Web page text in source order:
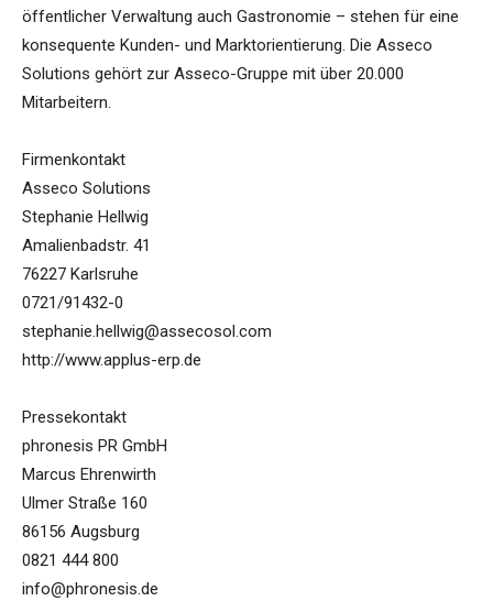
öffentlicher Verwaltung auch Gastronomie – stehen für eine
konsequente Kunden- und Marktorientierung. Die Asseco
Solutions gehört zur Asseco-Gruppe mit über 20.000
Mitarbeitern.
Firmenkontakt
Asseco Solutions
Stephanie Hellwig
Amalienbadstr. 41
76227 Karlsruhe
0721/91432-0
stephanie.hellwig@assecosol.com
http://www.applus-erp.de
Pressekontakt
phronesis PR GmbH
Marcus Ehrenwirth
Ulmer Straße 160
86156 Augsburg
0821 444 800
info@phronesis.de